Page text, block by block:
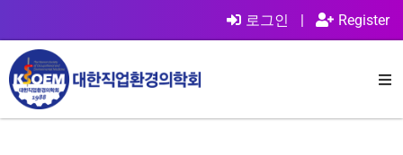
로그인 | Register